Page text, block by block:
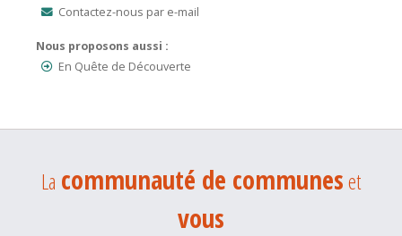
Contactez-nous par e-mail
Nous proposons aussi :
En Quête de Découverte
La communauté de communeset
vous